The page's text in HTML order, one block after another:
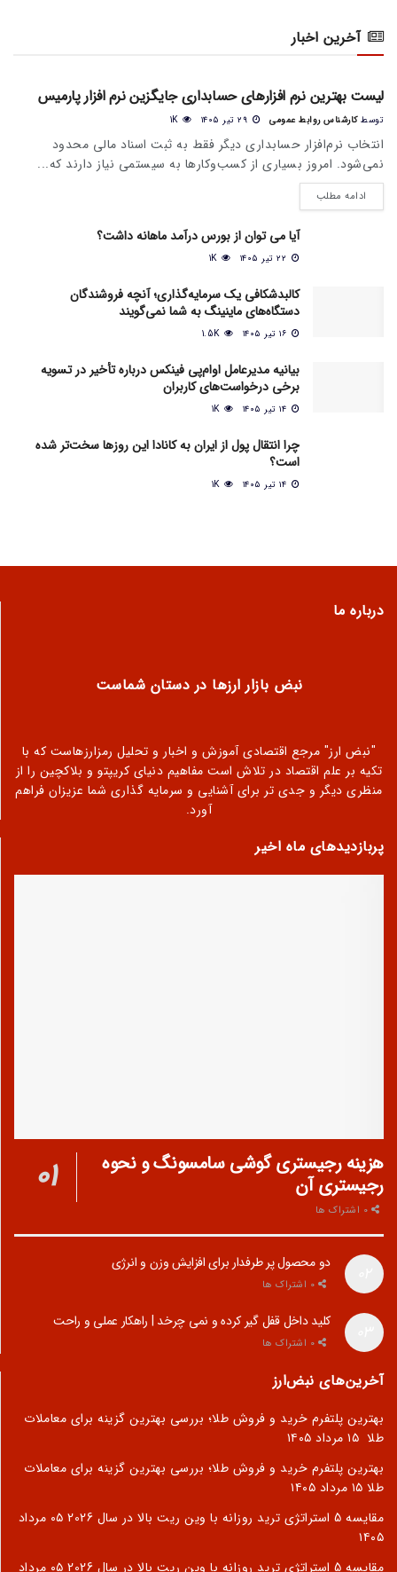
آخرین اخبار
اخبار عمومی بازار
لیست بهترین نرم افزارهای حسابداری جایگزین نرم افزار پارمیس
توسط کارشناس روابط عمومی 1K
انتخاب نرم‌افزار حسابداری دیگر فقط به ثبت اسناد مالی محدود
نمی‌شود. امروز بسیاری از کسب‌وکارها به سیستمی نیاز دارند که...
ادامه مطلب
آیا می‌ توان از بورس درآمد ماهانه داشت؟
1K
کالبدشکافی یک سرمایه‌گذاری؛ آنچه فروشندگان
دستگاه‌های ماینینگ به شما نمی‌گویند
1.5K
بیانیه مدیرعامل او‌ام‌پی فینکس درباره تأخیر در تسویه
برخی درخواست‌های کاربران
1K
چرا انتقال پول از ایران به کانادا این روزها سخت‌تر شده
است؟
1K
درباره ما
نبض بازار ارزها در دستان شماست
"نبض ارز" مرجع اقتصادی آموزش و اخبار و تحلیل رمزارزهاست که با
تکیه بر علم اقتصاد در تلاش است مفاهیم دنیای کریپتو و بلاکچین را از
منظری دیگر و جدی تر برای آشنایی و سرمایه گذاری شما عزیزان فراهم
آورد.
پربازدیدهای ماه اخیر
هزینه رجیستری گوشی سامسونگ و نحوه
رجیستری آن
دو محصول پر طرفدار برای افزایش وزن و انرژی
کلید داخل قفل گیر کرده و نمی چرخد | راهکار عملی و راحت
آخرین‌های نبض‌ارز
بهترین پلتفرم خرید و فروش طلا؛ بررسی بهترین گزینه برای معاملات
طلا ۱۵ مرداد ۱۴۰۵
بهترین پلتفرم خرید و فروش طلا؛ بررسی بهترین گزینه برای معاملات
طلا ۱۵ مرداد ۱۴۰۵
مقایسه 5 استراتژی ترید روزانه با وین ریت بالا در سال 2026
۰۵ مرداد
۱۴۰۵
مقایسه 5 استراتژی ترید روزانه با وین ریت بالا در سال 2026
۰۵ مرداد